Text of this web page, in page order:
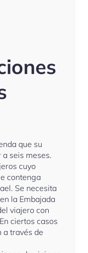
que su
seis meses.
cuyo
contenga
Se necesita
la Embajada
viajero con
ciertos casos
a través de